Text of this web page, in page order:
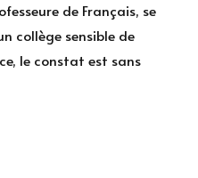
de Français, se
collège sensible de
le constat est sans